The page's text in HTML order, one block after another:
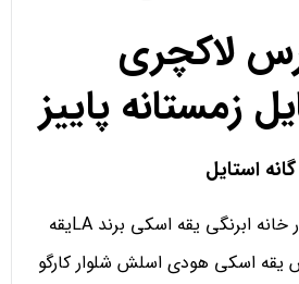
لاکچری
زمستانه پاییز
استایل
مانتو کبریتی کتان چهار خانه ابرنگی یقه اسکی برند LAیقه
اسکی هودی اسلش شلوار کارگو